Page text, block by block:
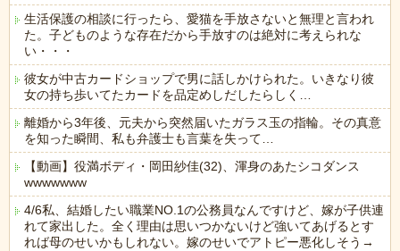
生活保護の相談に行ったら、愛猫を手放さないと無理と言われ
た。子どものような存在だから手放すのは絶対に考えられな
い・・・
彼女が中古カードショップで男に話しかけられた。いきなり彼
女の持ち歩いてたカードを品定めしだしたらしく…
離婚から3年後、元夫から突然届いたガラス玉の指輪。その真意
を知った瞬間、私も弁護士も言葉を失って…
【動画】役満ボディ・岡田紗佳(32)、渾身のあたシコダンス
wwwwwww
4/6私、結婚したい職業NO.1の公務員なんですけど、嫁が子供連
れて家出した。全く理由は思いつかないけど強いてあげるとす
れば母のせいかもしれない。嫁のせいでアトピー悪化しそう→